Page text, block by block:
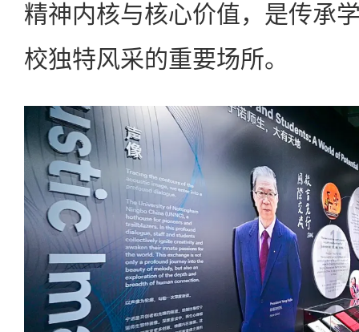
精神内核与核心价值，是传承
校独特风采的重要场所。